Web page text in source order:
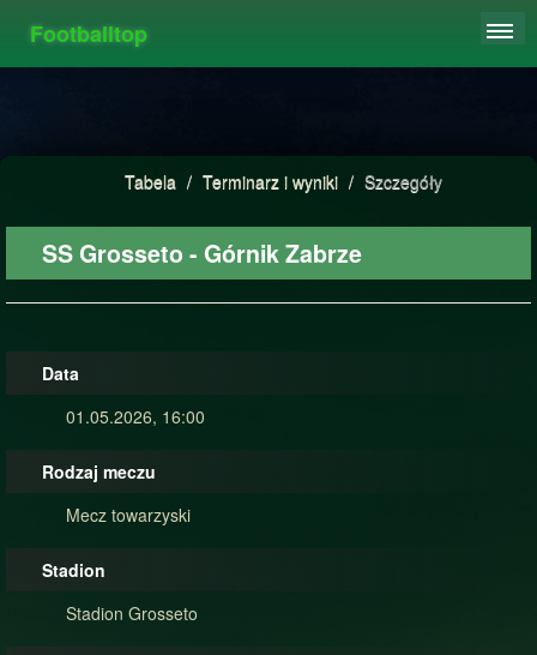
Footballtop
STATYSTYKI
Tabela / Terminarz i wyniki / Szczegóły
SS Grosseto - Górnik Zabrze
Data
01.05.2026, 16:00
Rodzaj meczu
Mecz towarzyski
Stadion
Stadion Grosseto